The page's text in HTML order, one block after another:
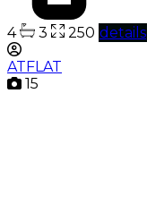
4 3 250 details
ATFLAT
15